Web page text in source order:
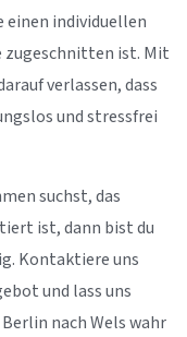
einen individuellen
zugeschnitten ist. Mit
verlassen, dass
und stressfrei
suchst, das
ist, dann bist du
Kontaktiere uns
und lass uns
nach Wels wahr